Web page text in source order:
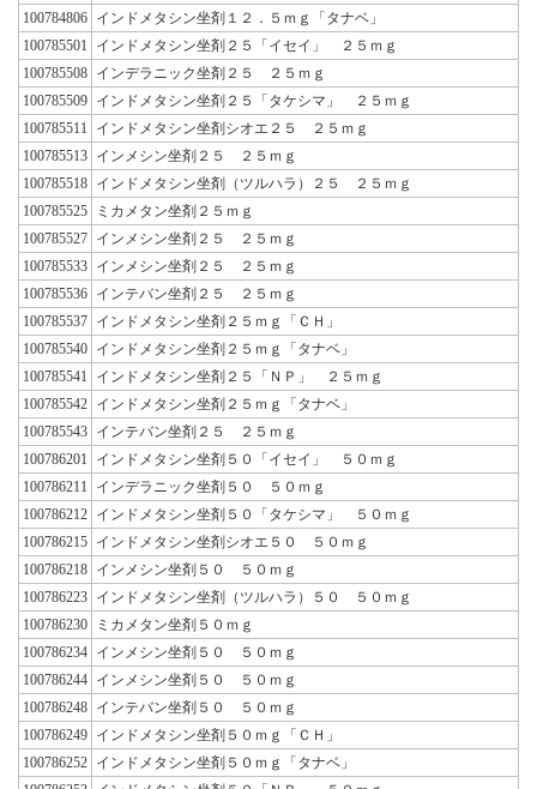
100784806 インドメタシン坐剤１２．５ｍｇ「タナベ」
100785501
インドメタシン坐剤２５「イセイ」 ２５ｍｇ
100785508 インデラニック坐剤２５ ２５ｍｇ
100785509 インドメタシン坐剤２５「タケシマ」 ２５ｍｇ
100785511
インドメタシン坐剤シオエ２５ ２５ｍｇ
100785513 インメシン坐剤２５ ２５ｍｇ
100785518 インドメタシン坐剤（ツルハラ）２５ ２５ｍｇ
100785525
ミカメタン坐剤２５ｍｇ
100785527 インメシン坐剤２５ ２５ｍｇ
100785533 インメシン坐剤２５ ２５ｍｇ
100785536 インテバン坐剤２５ ２５ｍｇ
100785537 インドメタシン坐剤２５ｍｇ「ＣＨ」
100785540 インドメタシン坐剤２５ｍｇ「タナベ」
100785541
インドメタシン坐剤２５「ＮＰ」 ２５ｍｇ
100785542 インドメタシン坐剤２５ｍｇ「タナベ」
100785543 インテバン坐剤２５ ２５ｍｇ
100786201
インドメタシン坐剤５０「イセイ」 ５０ｍｇ
100786211
インデラニック坐剤５０ ５０ｍｇ
100786212 インドメタシン坐剤５０「タケシマ」 ５０ｍｇ
100786215 インドメタシン坐剤シオエ５０ ５０ｍｇ
100786218 インメシン坐剤５０ ５０ｍｇ
100786223 インドメタシン坐剤（ツルハラ）５０ ５０ｍｇ
100786230
ミカメタン坐剤５０ｍｇ
100786234 インメシン坐剤５０ ５０ｍｇ
100786244 インメシン坐剤５０ ５０ｍｇ
100786248 インテバン坐剤５０ ５０ｍｇ
100786249 インドメタシン坐剤５０ｍｇ「ＣＨ」
100786252 インドメタシン坐剤５０ｍｇ「タナベ」